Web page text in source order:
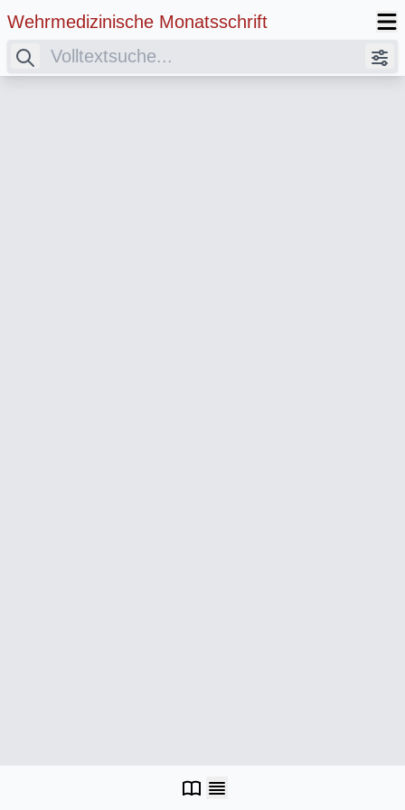
Wehrmedizinische Monatsschrift